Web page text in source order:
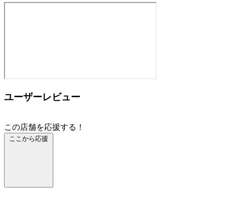
ユーザーレビュー
この店舗を応援する！
ここから応援